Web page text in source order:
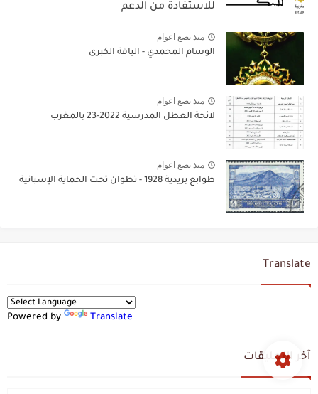
للاستفادة من الدعم
منذ بضع اعوام
الوسام المحمدي - الياقة الكبرى
منذ بضع اعوام
لائحة العطل المدرسية 2022-23 بالمغرب
منذ بضع اعوام
طوابع بريدية 1928 - تطوان تحت الحماية الإسبانية
Translate
Powered by Translate
آخر التعليقات